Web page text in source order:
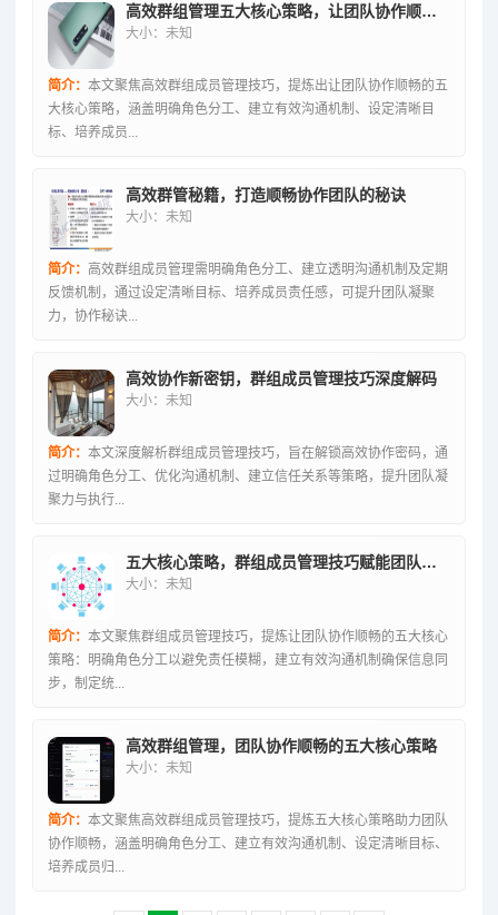
高效群组管理五大核心策略，让团队协作顺畅无阻
大小：未知
简介： 本文聚焦高效群组成员管理技巧，提炼出让团队协作顺畅的五
大核心策略，涵盖明确角色分工、建立有效沟通机制、设定清晰目
标、培养成员...
高效群管秘籍，打造顺畅协作团队的秘诀
大小：未知
简介： 高效群组成员管理需明确角色分工、建立透明沟通机制及定期
反馈机制，通过设定清晰目标、培养成员责任感，可提升团队凝聚
力，协作秘诀...
高效协作新密钥，群组成员管理技巧深度解码
大小：未知
简介： 本文深度解析群组成员管理技巧，旨在解锁高效协作密码，通
过明确角色分工、优化沟通机制、建立信任关系等策略，提升团队凝
聚力与执行...
五大核心策略，群组成员管理技巧赋能团队协作顺畅
大小：未知
简介： 本文聚焦群组成员管理技巧，提炼让团队协作顺畅的五大核心
策略：明确角色分工以避免责任模糊，建立有效沟通机制确保信息同
步，制定统...
高效群组管理，团队协作顺畅的五大核心策略
大小：未知
简介： 本文聚焦高效群组成员管理技巧，提炼五大核心策略助力团队
协作顺畅，涵盖明确角色分工、建立有效沟通机制、设定清晰目标、
培养成员归...